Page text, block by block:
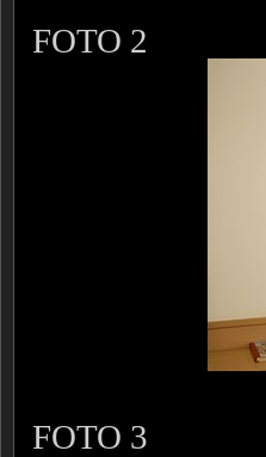
FOTO 2
FOTO 3